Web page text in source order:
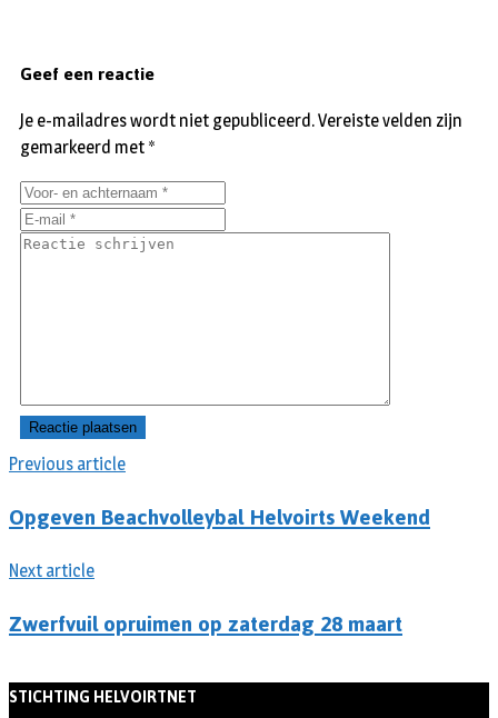
Previous article
Opgeven Beachvolleybal Helvoirts Weekend
Next article
Zwerfvuil opruimen op zaterdag 28 maart
Geef een reactie
Je e-mailadres wordt niet gepubliceerd.Vereiste velden zijn
gemarkeerd met *
STICHTING HELVOIRTNET